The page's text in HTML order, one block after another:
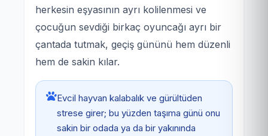
herkesin eşyasının ayrı kolilenmesi ve
çocuğun sevdiği birkaç oyuncağı ayrı bir
çantada tutmak, geçiş gününü hem düzenli
hem de sakin kılar.
Evcil hayvan kalabalık ve gürültüden
strese girer; bu yüzden taşıma günü onu
sakin bir odada ya da bir yakınında